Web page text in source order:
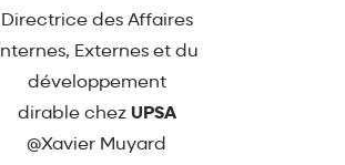
Directrice des Affaires
Internes, Externes et du
développement
dirable chez UPSA
@Xavier Muyard